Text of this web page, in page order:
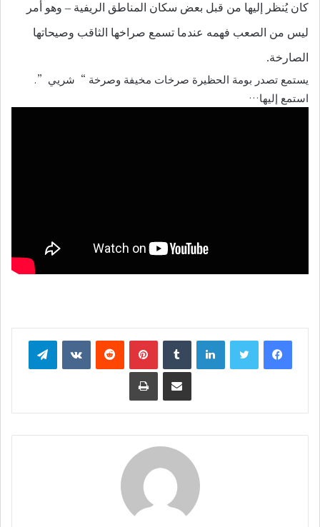
كان يُنظر إليها من قبل بعض سكان المناطق الريفية – وهو أمر
ليس من الصعب فهمه عندما تسمع صراخها الثاقب وصيحاتها
الصارخة.
يستمع تصدر بومة الحظيرة صرخات مخيفة وصرخة “شريي”.
استمع إليها…
فيسبوكتويتر لينكدإن ‏Tumblr بينتيريست
‏Reddit
‏VKontakte تيلقرام
مشاركة عبر البريد طباعة